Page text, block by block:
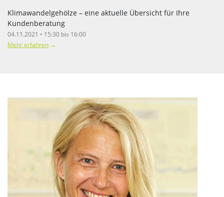
Klimawandelgehölze – eine aktuelle Übersicht für Ihre
Kundenberatung
04.11.2021 • 15:30 bis 16:00
Mehr erfahren →